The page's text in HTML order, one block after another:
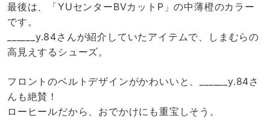
最後は、「YUセンターBVカットP」の中薄橙のカラー
です。
______y.84さんが紹介していたアイテムで、しまむらの
高見えするシューズ。
フロントのベルトデザインがかわいいと、______y.84さ
んも絶賛！
ローヒールだから、おでかけにも重宝しそう。